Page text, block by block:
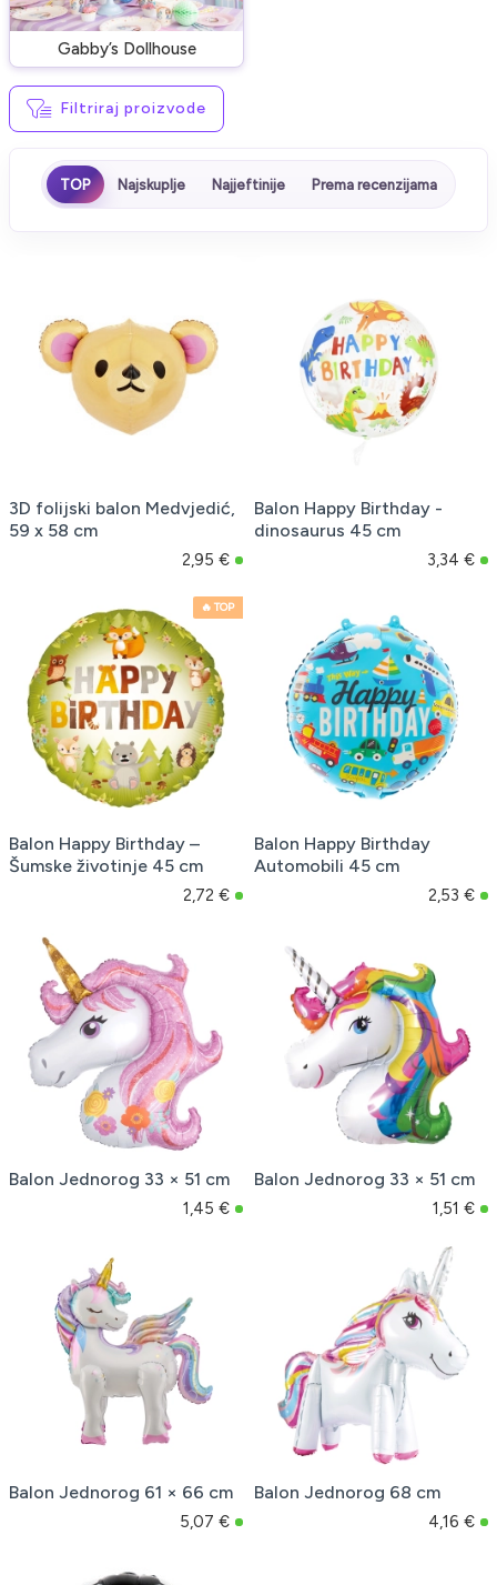
Gabby’s Dollhouse
Filtriraj proizvode
TOP Najskuplje Najjeftinije Prema recenzijama
3D folijski balon Medvjedić,
59 x 58 cm
2,95 €
Balon Happy Birthday -
dinosaurus 45 cm
3,34 €
🔥 TOP
Balon Happy Birthday –
Šumske životinje 45 cm
2,72 €
Balon Happy Birthday
Automobili 45 cm
2,53 €
Balon Jednorog 33 × 51 cm
1,45 €
Balon Jednorog 33 × 51 cm
1,51 €
Balon Jednorog 61 × 66 cm
5,07 €
Balon Jednorog 68 cm
4,16 €